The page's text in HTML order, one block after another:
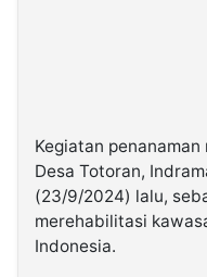
Kegiatan
Desa Totoran,
(23/9/2024) lalu,
merehabilitasi
Indonesia.